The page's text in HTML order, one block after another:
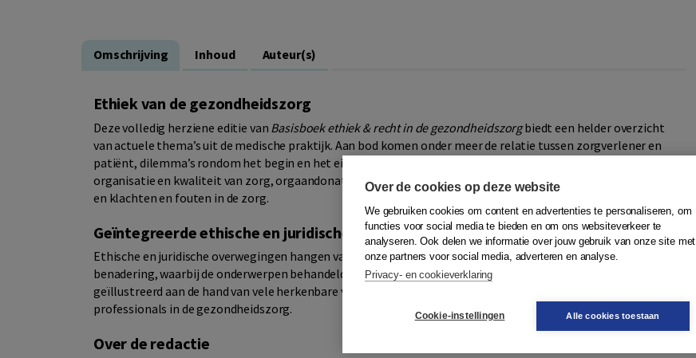
Omschrijving Inhoud Auteur(s)
Ethiek van de gezondheidszorg
Deze volledig herziene editie van Basisboek ethiek & recht in de gezondheidszorgbiedt een helder overzicht
van actuele thema’s uit de medische praktijk. Aan bod komen onder meer de relatie tussen zorgverlener en
patiënt, dilemma’s rondom het begin en het einde van het leven, verplichte zorg in de psychiatrie,
organisatie en kwaliteit van zorg, orgaandonatie en -transplantatie, medisch-wetenschappelijk onderzoek
en klachten en fouten in de zorg.
Geïntegreerde ethische en juridische benadering
Ethische en juridische overwegingen hangen vaak samen. Daarom biedt dit boek een geïntegreerde
benadering, waarbij de onderwerpen behandeld worden door zowel een ethici als juristen. De theorie wordt
geïllustreerd aan de hand van vele herkenbare voorbeelden. Dit basisboek is onmisbaar voor studenten en
professionals in de gezondheidszorg.
Over de redactie
Over de cookies op deze website
We gebruiken cookies om content en advertenties te personaliseren, om
functies voor social media te bieden en om ons websiteverkeer te
analyseren. Ook delen we informatie over jouw gebruik van onze site met
onze partners voor social media, adverteren en analyse.
Privacy- en cookieverklaring
Cookie-instellingen Alle cookies toestaan